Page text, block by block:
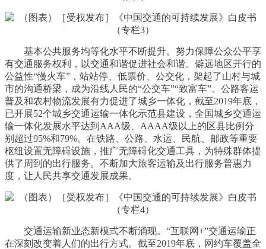
基本公共服务均等化水平不断提升。努力保障公众公平享
有交通服务权利，以交通和谐促进社会和谐。僻远地区开行的
公益性“慢火车”，站站停、低票价、公交化，架起了山村与城
市的沟通桥梁，成为沿线人民的“公交车”“致富车”。公路客运
普及和农村物流发展有力促进了城乡一体化，截至2019年底，
已开展52个城乡交通运输一体化示范县建设，全国城乡交通运
输一体化发展水平达到AAA级、AAAA级以上的区县比例分
别超过95%和79%。在铁路、公路、水运、民航、邮政等重要
枢纽设置无障碍设施，推广无障碍化交通工具，为特殊群体提
供了周到的出行服务。不断加大旅客运输及出行服务普惠力
度，让人民共享交通发展成果。
交通运输新业态新模式不断涌现。“互联网+”交通运输正
在深刻改变着人们的出行方式。截至2019年底，网约车覆盖全